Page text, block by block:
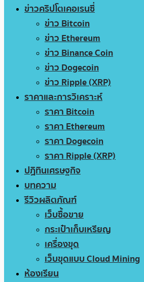
ข่าวคริปโตเคอเรนซี่
ข่าว Bitcoin
ข่าว Ethereum
ข่าว Binance Coin
ข่าว Dogecoin
ข่าว Ripple (XRP)
ราคาและการวิเคราะห์
ราคา Bitcoin
ราคา Ethereum
ราคา Dogecoin
ราคา Ripple (XRP)
ปฏิทินเศรษฐกิจ
บทความ
รีวิวผลิตภัณฑ์
เว็บซื้อขาย
กระเป๋าเก็บเหรียญ
เครื่องขุด
เว็บขุดแบบ Cloud Mining
ห้องเรียน